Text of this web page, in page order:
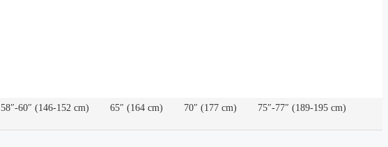
58″-60″ (146-152 cm) 65″ (164 cm) 70″ (177 cm)
75″-77″ (189-195 cm)